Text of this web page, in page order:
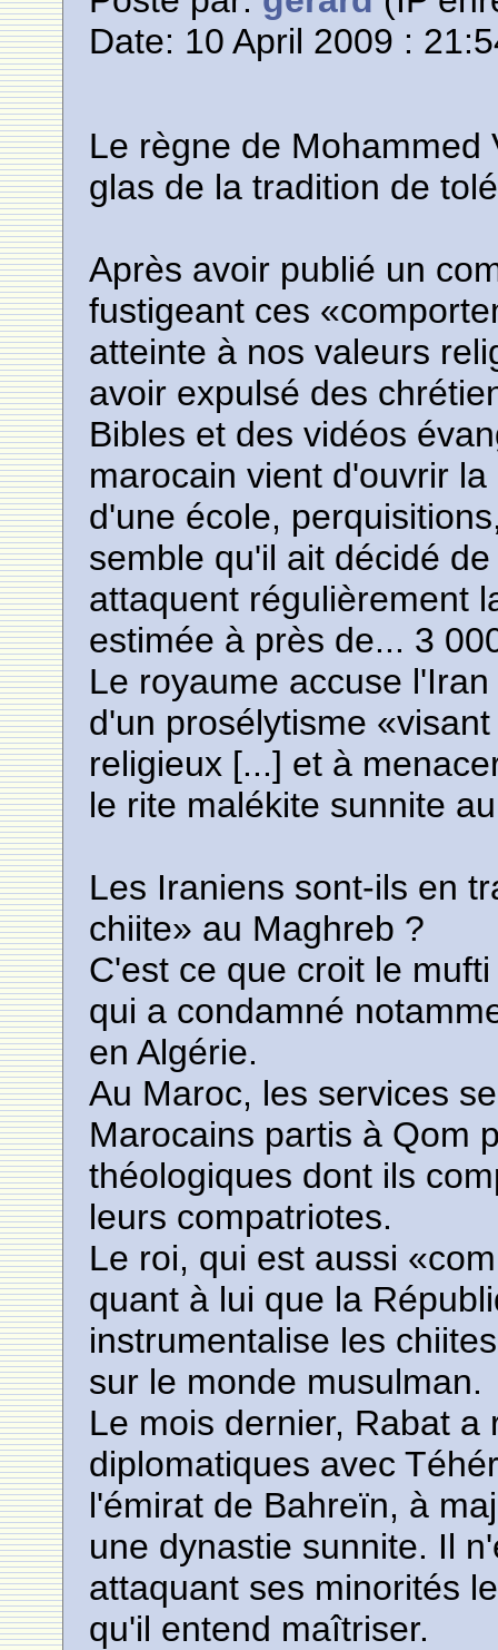
Date: 10 April 2009 :
Le règne de
glas de la tradition de
Après avoir publié un
fustigeant ces
atteinte à nos valeurs
avoir expulsé des
Bibles et des vidéos
marocain vient d'ouvrir
d'une école,
semble qu'il ait décidé
attaquent régulièrement
estimée à près de... 3
Le royaume accuse
d'un prosélytisme
religieux [...] et à
le rite malékite sunnite
Les Iraniens sont-ils en
chiite» au Maghreb ?
C'est ce que croit le
qui a condamné
en Algérie.
Au Maroc, les services
Marocains partis à Qom
théologiques dont ils
leurs compatriotes.
Le roi, qui est aussi
quant à lui que la
instrumentalise les
sur le monde musulman.
Le mois dernier, Rabat a
diplomatiques avec
l'émirat de Bahreïn, à
une dynastie sunnite. Il
attaquant ses minorités
qu'il entend maîtriser.